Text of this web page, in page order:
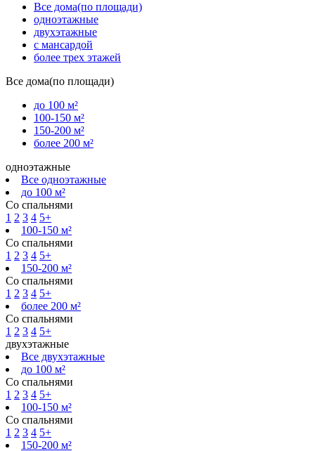
Все дома(по площади)
одноэтажные
двухэтажные
с мансардой
более трех этажей
Все дома(по площади)
до 100 м²
100-150 м²
150-200 м²
более 200 м²
одноэтажные
Все одноэтажные
до 100 м²
Со спальнями
1 2 3 4 5+
100-150 м²
Со спальнями
1 2 3 4 5+
150-200 м²
Со спальнями
1 2 3 4 5+
более 200 м²
Со спальнями
1 2 3 4 5+
двухэтажные
Все двухэтажные
до 100 м²
Со спальнями
1 2 3 4 5+
100-150 м²
Со спальнями
1 2 3 4 5+
150-200 м²